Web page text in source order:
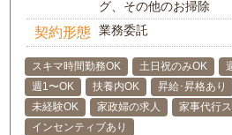
グ、その他のお掃除
契約形態 業務委託
スキマ時間勤務OK 土日祝のみOK
週1〜OK
扶養内OK 昇給･昇格あり
未経験OK
家政婦の求人
家事代行
インセンティブあり